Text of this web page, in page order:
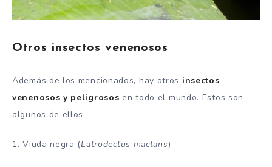
Otros insectos venenosos
Además de los mencionados, hay otros insectos
venenosos y peligrosos en todo el mundo. Estos son
algunos de ellos:
1. Viuda negra (Latrodectus mactans)